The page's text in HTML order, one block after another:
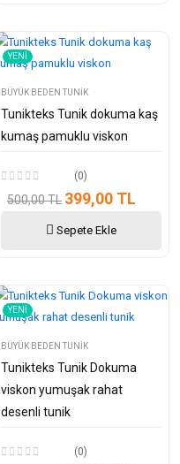
YENI
BÜYÜK BEDEN TUNIK
Tunikteks Tunik dokuma kaş
kumaş pamuklu viskon
(0)
500,00 TL 399,00 TL
Sepete Ekle
YENI
BÜYÜK BEDEN TUNIK
Tunikteks Tunik Dokuma
viskon yumuşak rahat
desenli tunik
(0)